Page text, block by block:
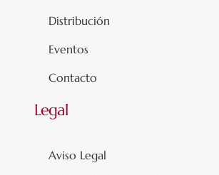
Distribución
Eventos
Contacto
Legal
Aviso Legal